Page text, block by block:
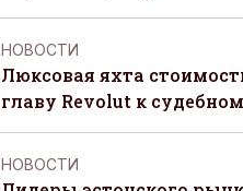
НОВОСТИ
Люксовая яхта
главу Revolut к
НОВОСТИ